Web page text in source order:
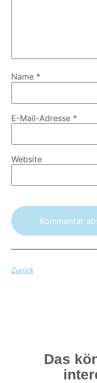
Name *
E-Mail-Adresse *
Website
Zurück
Das